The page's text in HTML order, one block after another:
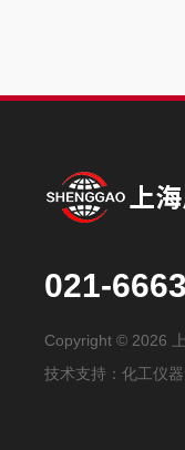
021-
Copyright © 2026
技术支持：化工仪